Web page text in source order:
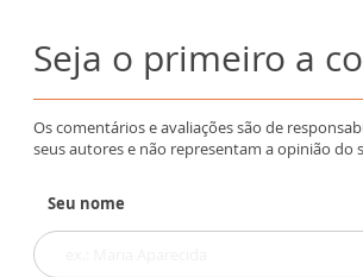
Seja o primeiro a
Os comentários e avaliações são de
seus autores e não representam a opinião do
Seu nome